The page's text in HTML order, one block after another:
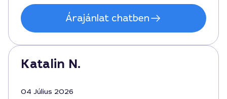
Árajánlat chatben
Katalin N.
04 Július 2026